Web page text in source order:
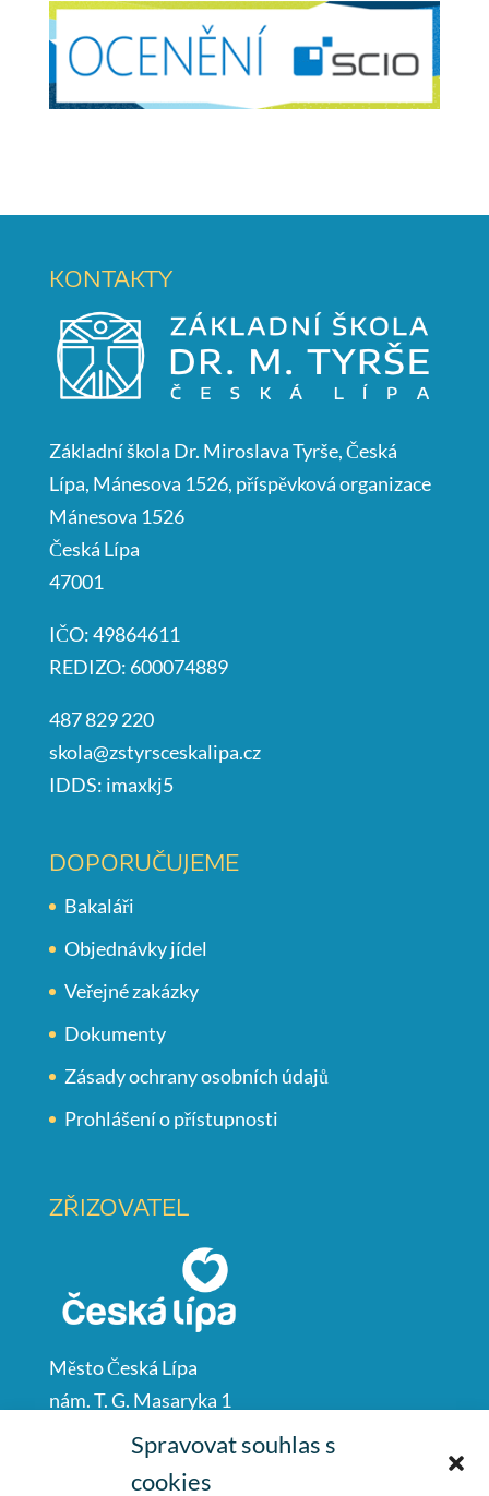
Spravovat souhlas s
cookies
KONTAKTY
Základní škola Dr. Miroslava Tyrše, Česká
Lípa, Mánesova 1526, příspěvková organizace
Mánesova 1526
Česká Lípa
47001
IČO: 49864611
REDIZO: 600074889
487 829 220
skola@zstyrsceskalipa.cz
IDDS: imaxkj5
DOPORUČUJEME
Bakaláři
Objednávky jídel
Veřejné zakázky
Dokumenty
Zásady ochrany osobních údajů
Prohlášení o přístupnosti
ZŘIZOVATEL
Město Česká Lípa
nám. T. G. Masaryka 1
Česká Lípa